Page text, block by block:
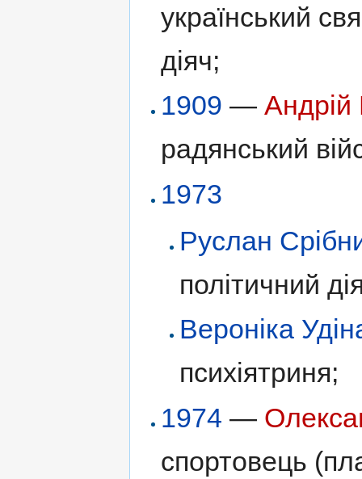
український
діяч;
1909 —
радянський
1973
Руслан
політичний
Вероніка
психіятриня;
1974 —
спортовець